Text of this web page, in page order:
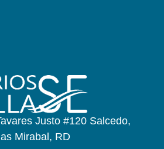
Justo #120 Salcedo,
Mirabal, RD